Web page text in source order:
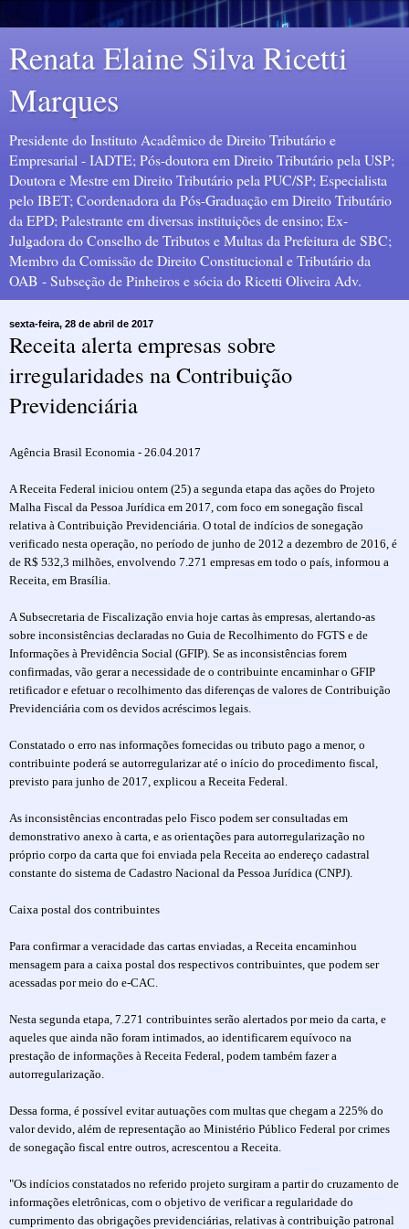
Renata Elaine Silva Ricetti
Marques
Presidente do Instituto Acadêmico de Direito Tributário e
Empresarial - IADTE; Pós-doutora em Direito Tributário pela USP;
Doutora e Mestre em Direito Tributário pela PUC/SP; Especialista
pelo IBET; Coordenadora da Pós-Graduação em Direito Tributário
da EPD; Palestrante em diversas instituições de ensino; Ex-
Julgadora do Conselho de Tributos e Multas da Prefeitura de SBC;
Membro da Comissão de Direito Constitucional e Tributário da
OAB - Subseção de Pinheiros e sócia do Ricetti Oliveira Adv.
sexta-feira, 28 de abril de 2017
Receita alerta empresas sobre
irregularidades na Contribuição
Previdenciária
Agência Brasil Economia - 26.04.2017
A Receita Federal iniciou ontem (25) a segunda etapa das ações do Projeto
Malha Fiscal da Pessoa Jurídica em 2017, com foco em sonegação fiscal
relativa à Contribuição Previdenciária. O total de indícios de sonegação
verificado nesta operação, no período de junho de 2012 a dezembro de 2016, é
de R$ 532,3 milhões, envolvendo 7.271 empresas em todo o país, informou a
Receita, em Brasília.
A Subsecretaria de Fiscalização envia hoje cartas às empresas, alertando-as
sobre inconsistências declaradas no Guia de Recolhimento do FGTS e de
Informações à Previdência Social (GFIP). Se as inconsistências forem
confirmadas, vão gerar a necessidade de o contribuinte encaminhar o GFIP
retificador e efetuar o recolhimento das diferenças de valores de Contribuição
Previdenciária com os devidos acréscimos legais.
Constatado o erro nas informações fornecidas ou tributo pago a menor, o
contribuinte poderá se autorregularizar até o início do procedimento fiscal,
previsto para junho de 2017, explicou a Receita Federal.
As inconsistências encontradas pelo Fisco podem ser consultadas em
demonstrativo anexo à carta, e as orientações para autorregularização no
próprio corpo da carta que foi enviada pela Receita ao endereço cadastral
constante do sistema de Cadastro Nacional da Pessoa Jurídica (CNPJ).
Caixa postal dos contribuintes
Para confirmar a veracidade das cartas enviadas, a Receita encaminhou
mensagem para a caixa postal dos respectivos contribuintes, que podem ser
acessadas por meio do e-CAC.
Nesta segunda etapa, 7.271 contribuintes serão alertados por meio da carta, e
aqueles que ainda não foram intimados, ao identificarem equívoco na
prestação de informações à Receita Federal, podem também fazer a
autorregularização.
Dessa forma, é possível evitar autuações com multas que chegam a 225% do
valor devido, além de representação ao Ministério Público Federal por crimes
de sonegação fiscal entre outros, acrescentou a Receita.
"Os indícios constatados no referido projeto surgiram a partir do cruzamento de
informações eletrônicas, com o objetivo de verificar a regularidade do
cumprimento das obrigações previdenciárias, relativas à contribuição patronal